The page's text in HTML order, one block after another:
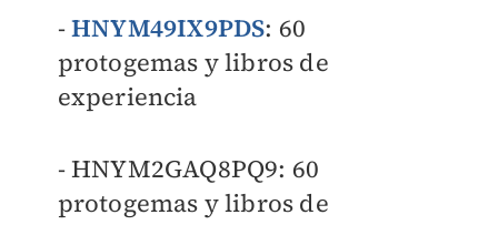
-HNYM49IX9PDS: 60
protogemas y libros de
experiencia
- HNYM2GAQ8PQ9: 60
protogemas y libros de